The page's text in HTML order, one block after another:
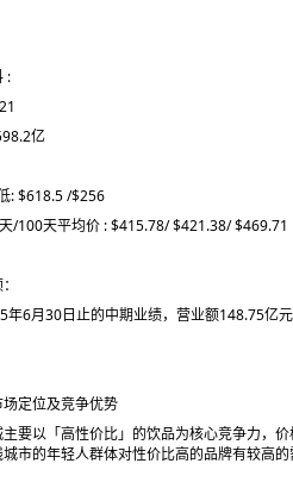
:
亿
: $618.5 /$256
/100天平均价 : $415.78/ $421.38/ $469.71
年6月30日止的中期业绩，营业额148.75亿
定位及竞争优势
主要以「高性价比」的饮品为核心竞争力，
市的年轻人群体对性价比高的品牌有较高